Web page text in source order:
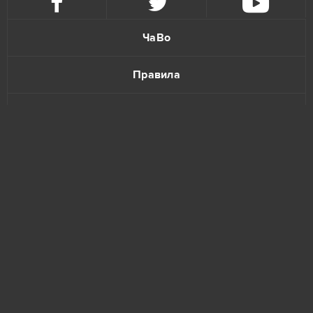
ЧаВо
Правила